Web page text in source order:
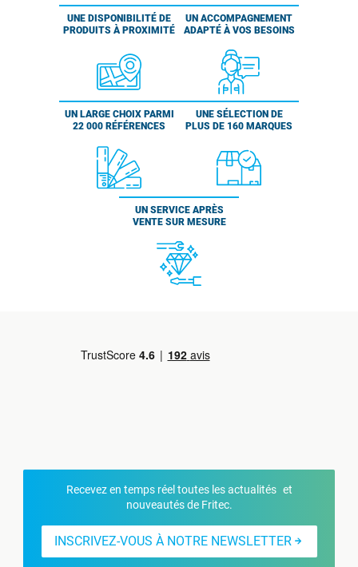
UNE DISPONIBILITÉ DE
PRODUITS À PROXIMITÉ
UN ACCOMPAGNEMENT
ADAPTÉ À VOS BESOINS
UN LARGE CHOIX PARMI
22 000 RÉFÉRENCES
UNE SÉLECTION DE
PLUS DE 160 MARQUES
UN SERVICE APRÈS
VENTE SUR MESURE
Recevez en temps réel toutes les actualités et
nouveautés de Fritec.
INSCRIVEZ-VOUS À NOTRE NEWSLETTER